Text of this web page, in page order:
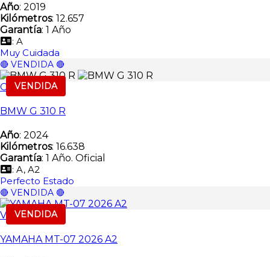
Año: 2019
Kilómetros: 12.657
Garantía: 1 Año
: A
Muy Cuidada
🔴 VENDIDA 🔴
VENDIDA
Carretera
BMW G 310 R
Año: 2024
Kilómetros: 16.638
Garantía: 1 Año. Oficial
: A, A2
Perfecto Estado
🔴 VENDIDA 🔴
VENDIDA
Vendida
YAMAHA MT-07 2026 A2